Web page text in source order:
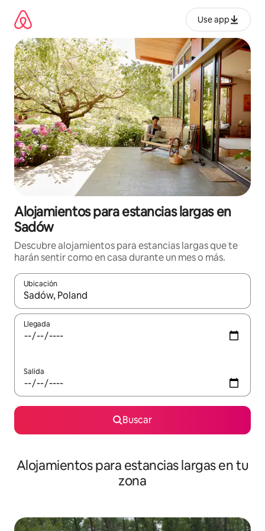
contenido
Use app
Alojamientos para estancias largas en
Sadów
Descubre alojamientos para estancias largas que te
harán sentir como en casa durante un mes o más.
Ubicación
Cuando los resultados estén disponibles, podrás navegar
Llegada
Salida
Buscar
Alojamientos para estancias largas en tu
zona